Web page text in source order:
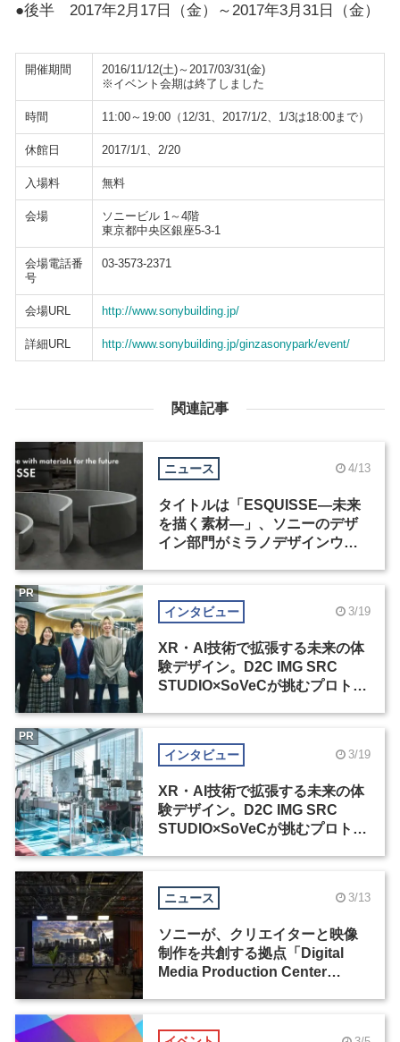
●後半 2017年2月17日（金）～2017年3月31日（金）
開催期間
2016/11/12(土)～2017/03/31(金)
※イベント会期は終了しました
時間 11:00～19:00（12/31、2017/1/2、1/3は18:00まで）
休館日 2017/1/1、2/20
入場料 無料
会場
ソニービル 1～4階
東京都中央区銀座5-3-1
会場電話番
号
03-3573-2371
会場URL http://www.sonybuilding.jp/
詳細URL http://www.sonybuilding.jp/ginzasonypark/event/
関連記事
ニュース 4/13
タイトルは「ESQUISSE―未来
を描く素材―」、ソニーのデザ
イン部門がミラノデザインウィ
インタビュー 3/19
XR・AI技術で拡張する未来の体
験デザイン。D2C IMG SRC
STUDIO×SoVeCが挑むプロトタ
PR
インタビュー 3/19
XR・AI技術で拡張する未来の体
験デザイン。D2C IMG SRC
STUDIO×SoVeCが挑むプロトタ
PR
ニュース 3/13
ソニーが、クリエイターと映像
制作を共創する拠点「Digital
Media Production Center